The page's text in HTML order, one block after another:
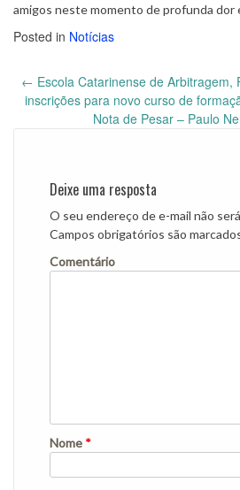
amigos neste momento de profunda dor
Posted in Notícias
Post
← Escola Catarinense de Arbitragem,
inscrições para novo curso de
Nota de Pesar – Paulo
Deixe uma resposta
O seu endereço de e-mail não
Campos obrigatórios são
Comentário
Nome *